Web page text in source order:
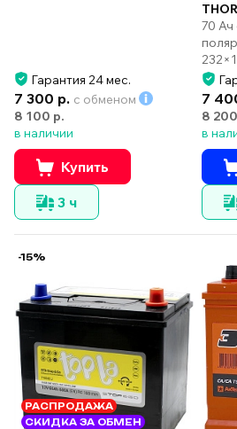
Гарантия 24 мес.
7 300 р. с обменом
8 100 р.
в наличии
Купить
3 ч
70 Ач
7
8
в
-15%
РАСПРОДАЖА
СКИДКА ЗА ОБМЕН